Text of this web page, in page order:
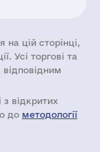
цій сторінці,
Усі торгові та
відповідним
з відкритих
до методології